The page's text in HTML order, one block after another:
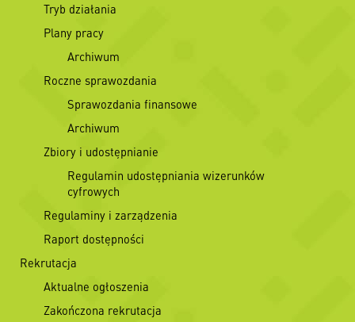
Tryb działania
Plany pracy
Archiwum
Roczne sprawozdania
Sprawozdania finansowe
Archiwum
Zbiory i udostępnianie
Regulamin udostępniania wizerunków
cyfrowych
Regulaminy i zarządzenia
Raport dostępności
Rekrutacja
Aktualne ogłoszenia
Zakończona rekrutacja